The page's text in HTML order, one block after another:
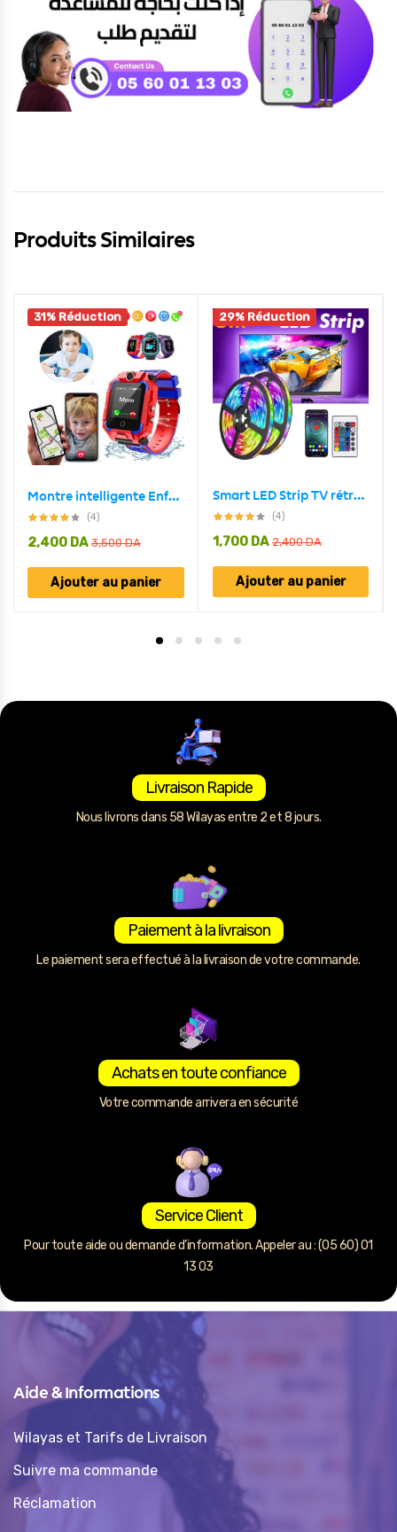
Produits Similaires
31% Réduction
Montre intelligente Enfants Localisation Tracker SOS appel caméra
(4)
3,500DA
2,400 DA
Ajouter au panier
29% Réduction
Smart LED Strip TV rétroéclairage 5M RGB Android/iOS
(4)
2,400DA
1,700 DA
Ajouter au panier
Livraison Rapide
Nous livrons dans 58 Wilayas entre 2 et 8 jours.
Paiement à la livraison
Le paiement sera effectué à la livraison de votre commande.
Achats en toute confiance
Votre commande arrivera en sécurité
Service Client
Pour toute aide ou demande d’information. Appeler au : (05 60) 01
13 03
Aide & Informations
Wilayas et Tarifs de Livraison
Suivre ma commande
Réclamation